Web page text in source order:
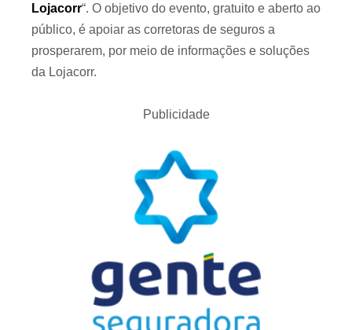
Lojacorr“. O objetivo do evento, gratuito e aberto ao
público, é apoiar as corretoras de seguros a
prosperarem, por meio de informações e soluções
da Lojacorr.
Publicidade